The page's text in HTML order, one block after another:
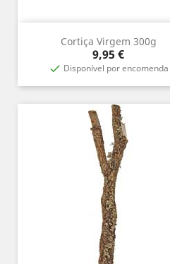
Cortiça Virgem 300g
Prix
9,95 €
 Disponível por encomenda